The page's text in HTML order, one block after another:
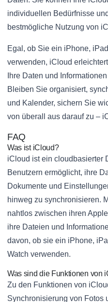
individuellen Bedürfnisse
bestmögliche Nutzung von
Egal, ob Sie ein iPhone,
verwenden, iCloud
Ihre Daten und
Bleiben Sie organisiert,
und Kalender, sichern Sie
von überall aus darauf zu –
FAQ
Was ist iCloud?
iCloud ist ein cloudbasierter
Benutzern ermöglicht, ihre
Dokumente und
hinweg zu synchronisieren.
nahtlos zwischen ihren
ihre Dateien und
davon, ob sie ein iPhone,
Watch verwenden.
Was sind die Funktionen von
Zu den Funktionen von
Synchronisierung von Fotos